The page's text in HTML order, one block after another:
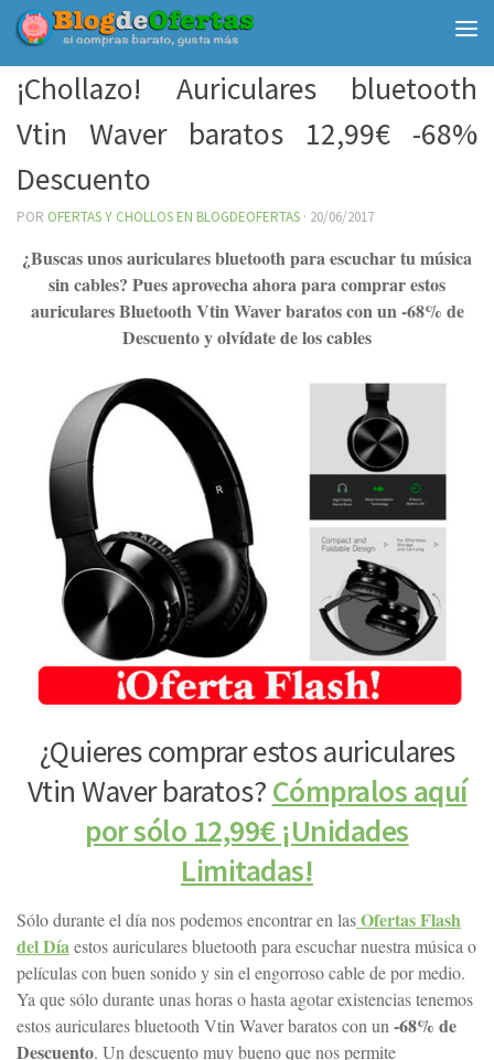
Debajo del contenido
¡Chollazo! Auriculares bluetooth
Vtin Waver baratos 12,99€ -68%
Descuento
POR OFERTAS Y CHOLLOS EN BLOGDEOFERTAS · 20/06/2017
¿Buscas unos auriculares bluetooth para escuchar tu música
sin cables? Pues aprovecha ahora para comprar estos
auriculares Bluetooth Vtin Waver baratos con un -68% de
Descuento y olvídate de los cables
¿Quieres comprar estos auriculares
Vtin Waver baratos? Cómpralos aquí
por sólo 12,99€ ¡Unidades
Limitadas!
Sólo durante el día nos podemos encontrar en lasOfertas Flash
del Díaestos auriculares bluetooth para escuchar nuestra música o
películas con buen sonido y sin el engorroso cable de por medio.
Ya que sólo durante unas horas o hasta agotar existencias tenemos
estos auriculares bluetooth Vtin Waver baratos con un-68% de
Descuento. Un descuento muy bueno que nos permite